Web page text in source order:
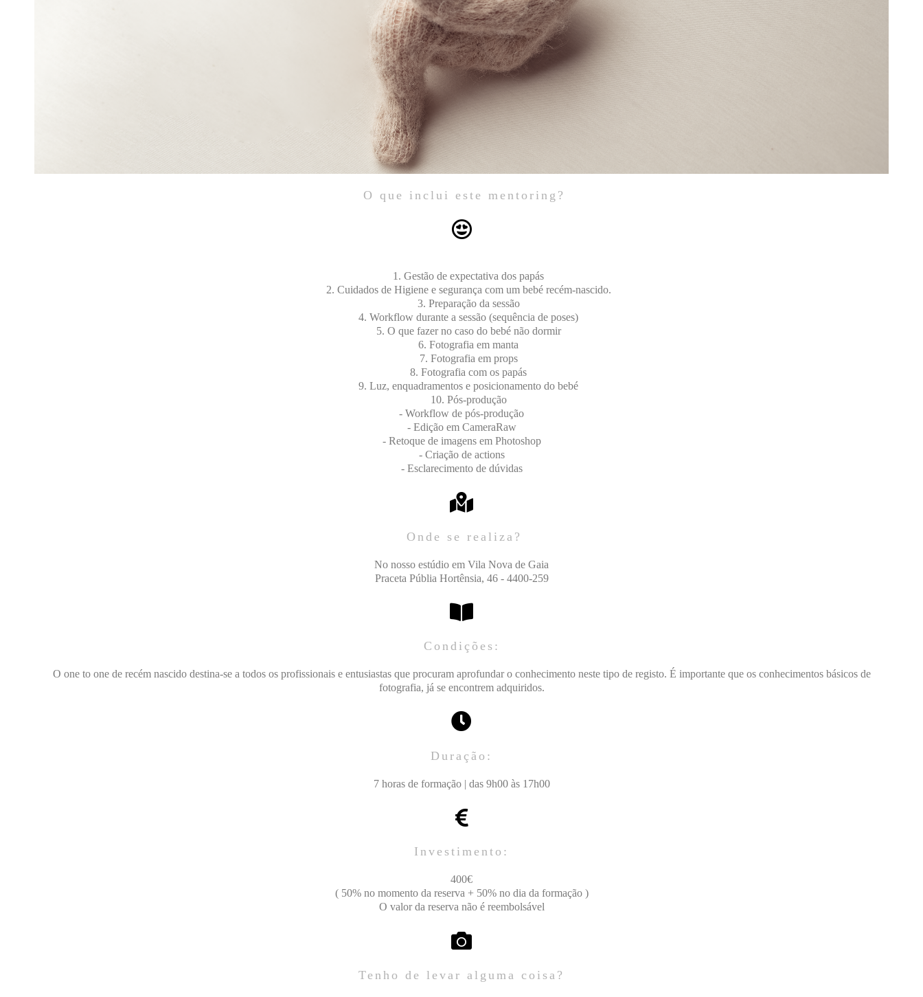
O que inclui este mentoring?
Gestão de expectativa dos papás
Cuidados de Higiene e segurança com um bebé recém-nascido.
Preparação da sessão
Workflow durante a sessão (sequência de poses)
O que fazer no caso do bebé não dormir
Fotografia em manta
Fotografia em props
Fotografia com os papás
Luz, enquadramentos e posicionamento do bebé
Pós-produção
- Workflow de pós-produção
- Edição em CameraRaw
- Retoque de imagens em Photoshop
- Criação de actions
- Esclarecimento de dúvidas
Onde se realiza?
No nosso estúdio em Vila Nova de Gaia
Praceta Públia Hortênsia, 46 - 4400-259
Condições:
O one to one de recém nascido destina-se a todos os profissionais e entusiastas que procuram aprofundar o conhecimento neste tipo de registo. É importante que os conhecimentos básicos de
fotografia, já se encontrem adquiridos.
Duração:
7 horas de formação | das 9h00 às 17h00
Investimento:
400€
( 50% no momento da reserva + 50% no dia da formação )
O valor da reserva não é reembolsável
Tenho de levar alguma coisa?